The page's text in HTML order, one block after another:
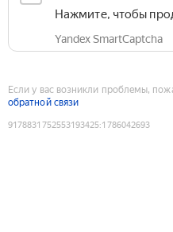
Нажмите, чтобы
Yandex SmartCaptcha
Если у вас возникли проблемы,
обратной связи
9178831752553193425:1786042693